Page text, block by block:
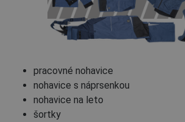
pracovné nohavice
nohavice s náprsenkou
nohavice na leto
šortky